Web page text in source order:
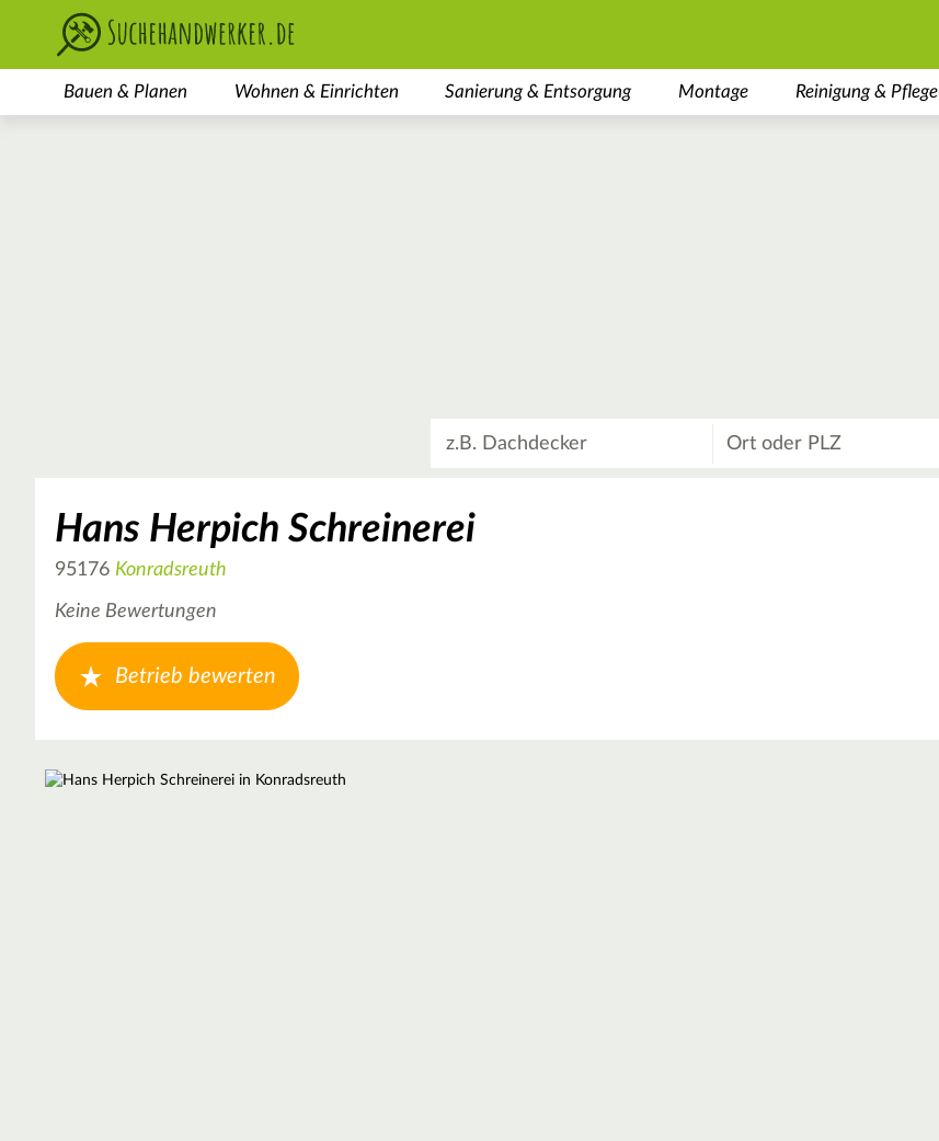
Bauen & Planen Wohnen & Einrichten Sanierung & Entsorgung Montage Reinigung & Pflege
Hans Herpich Schreinerei
95176 Konradsreuth
Keine Bewertungen
Betrieb bewerten